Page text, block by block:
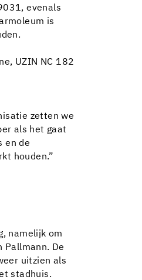
evenals
is
UZIN NC 182
zetten we
als het gaat
en de
houden.”
namelijk om
Pallmann. De
uitzien als
stadhuis.